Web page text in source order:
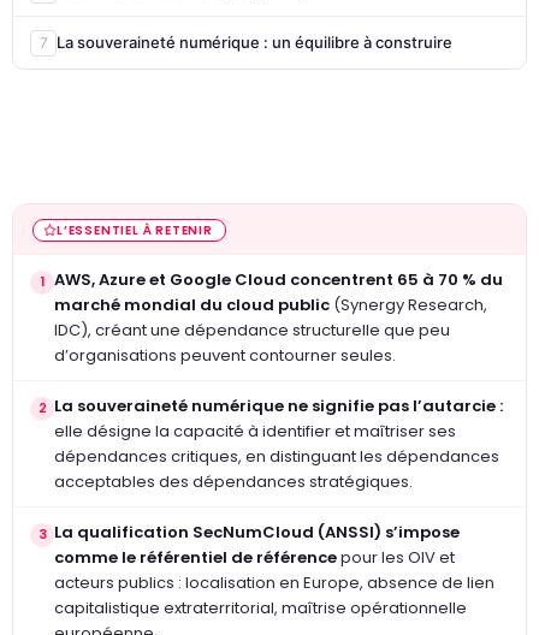
7 La souveraineté numérique : un équilibre à construire
L’ESSENTIEL À RETENIR
1 AWS, Azure et Google Cloud concentrent 65 à 70 % du
marché mondial du cloud public (Synergy Research,
IDC), créant une dépendance structurelle que peu
d’organisations peuvent contourner seules.
2 La souveraineté numérique ne signifie pas l’autarcie :
elle désigne la capacité à identifier et maîtriser ses
dépendances critiques, en distinguant les dépendances
acceptables des dépendances stratégiques.
3 La qualification SecNumCloud (ANSSI) s’impose
comme le référentiel de référencepour les OIV et
acteurs publics : localisation en Europe, absence de lien
capitalistique extraterritorial, maîtrise opérationnelle